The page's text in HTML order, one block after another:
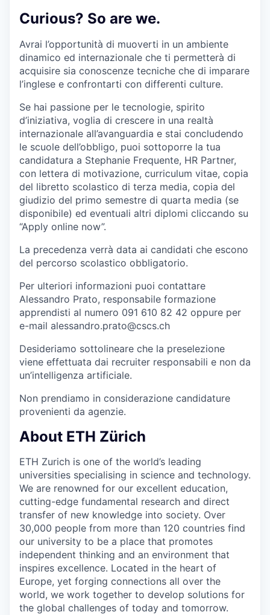
Curious? So are we.
Avrai l’opportunità di muoverti in un ambiente
dinamico ed internazionale che ti permetterà di
acquisire sia conoscenze tecniche che di imparare
l’inglese e confrontarti con differenti culture.
Se hai passione per le tecnologie, spirito
d’iniziativa, voglia di crescere in una realtà
internazionale all’avanguardia e stai concludendo
le scuole dell’obbligo, puoi sottoporre la tua
candidatura a Stephanie Frequente, HR Partner,
con lettera di motivazione, curriculum vitae, copia
del libretto scolastico di terza media, copia del
giudizio del primo semestre di quarta media (se
disponibile) ed eventuali altri diplomi cliccando su
“Apply online now”.
La precedenza verrà data ai candidati che escono
del percorso scolastico obbligatorio.
Per ulteriori informazioni puoi contattare
Alessandro Prato, responsabile formazione
apprendisti al numero 091 610 82 42 oppure per
e-mail alessandro.prato@cscs.ch
Desideriamo sottolineare che la preselezione
viene effettuata dai recruiter responsabili e non da
un’intelligenza artificiale.
Non prendiamo in considerazione candidature
provenienti da agenzie.
About ETH Zürich
ETH Zurich is one of the world’s leading
universities specialising in science and technology.
We are renowned for our excellent education,
cutting-edge fundamental research and direct
transfer of new knowledge into society. Over
30,000 people from more than 120 countries find
our university to be a place that promotes
independent thinking and an environment that
inspires excellence. Located in the heart of
Europe, yet forging connections all over the
world, we work together to develop solutions for
the global challenges of today and tomorrow.